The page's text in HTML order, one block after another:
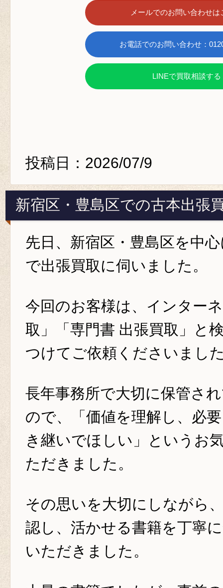
メールでのお問い合わせは
お電話でのお問い合わせ：
LINEで買取相談する
投稿日：2026/07/9
新宿区・豊島区での古本出張
先日、新宿区・豊島区を中
で出張買取に伺いました。
今回のお客様は、インター
取」「専門書 出張買取」と
つけてご依頼くださいまし
長年事務所で大切に保管さ
ので、「価値を理解し、必
き継いでほしい」というお
ただきました。
その思いを大切にしながら
認し、活かせる書籍を丁寧
いただきました。